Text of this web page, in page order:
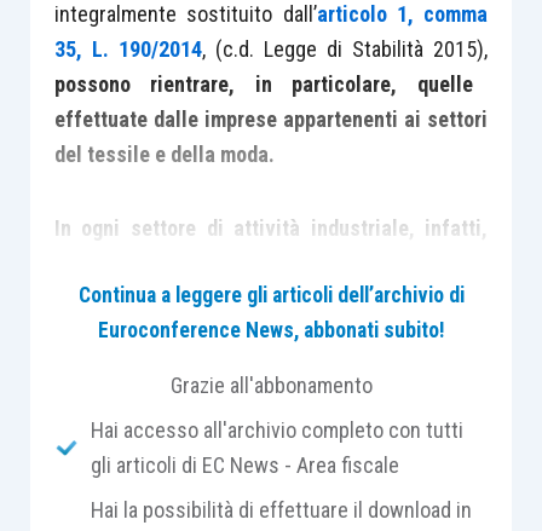
integralmente sostituito dall’articolo 1, comma
35, L. 190/2014, (c.d. Legge di Stabilità 2015),
possono rientrare, in particolare, quelle
effettuate dalle imprese appartenenti ai settori
del tessile e della moda.
In ogni settore di attività industriale, infatti,
innovativi, con caratteristiche proprie e
specificità che rendono complessa la valutazione
I comparti produttivi del tessile e della moda
sono peculiari sotto il profilo della R&S, in quanto
caratterizzati dall’esigenza di realizzare
Continua a leggere gli articoli dell’archivio di
Euroconference News, abbonati subito!
Grazie all'abbonamento
Hai accesso all'archivio completo con tutti
gli articoli di EC News - Area fiscale
Hai la possibilità di effettuare il download in